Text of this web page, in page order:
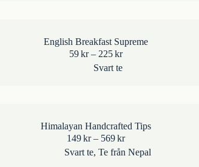
English Breakfast Supreme
59 kr – 225krPrisintervall:
59kr
Svart te
Himalayan Handcrafted Tips
149 kr – 569krPrisintervall:
149kr
Svart te,Te från Nepal